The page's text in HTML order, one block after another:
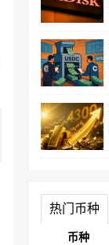
热门币种
币种